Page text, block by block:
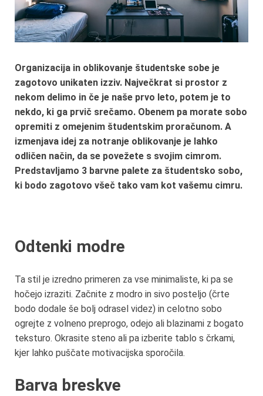
Organizacija in oblikovanje študentske sobe je
zagotovo unikaten izziv. Največkrat si prostor z
nekom delimo in če je naše prvo leto, potem je to
nekdo, ki ga prvič srečamo. Obenem pa morate sobo
opremiti z omejenim študentskim proračunom. A
izmenjava idej za notranje oblikovanje je lahko
odličen način, da se povežete s svojim cimrom.
Predstavljamo 3 barvne palete za študentsko sobo,
ki bodo zagotovo všeč tako vam kot vašemu cimru.
Odtenki modre
Ta stil je izredno primeren za vse minimaliste, ki pa se
hočejo izraziti. Začnite z modro in sivo posteljo (črte
bodo dodale še bolj odrasel videz) in celotno sobo
ogrejte z volneno preprogo, odejo ali blazinami z bogato
teksturo. Okrasite steno ali pa izberite tablo s črkami,
kjer lahko puščate motivacijska sporočila.
Barva breskve